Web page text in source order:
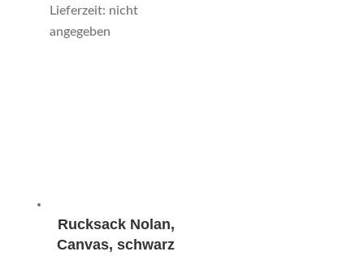
Lieferzeit: nicht
angegeben
Rucksack Nolan,
Canvas, schwarz